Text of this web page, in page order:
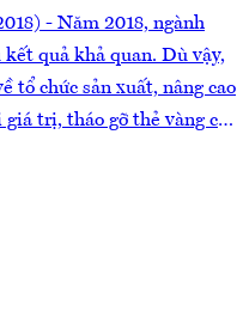
- Năm 2018, ngành
quả khả quan. Dù vậy,
tổ chức sản xuất, nâng cao
trị, tháo gỡ thẻ vàng của